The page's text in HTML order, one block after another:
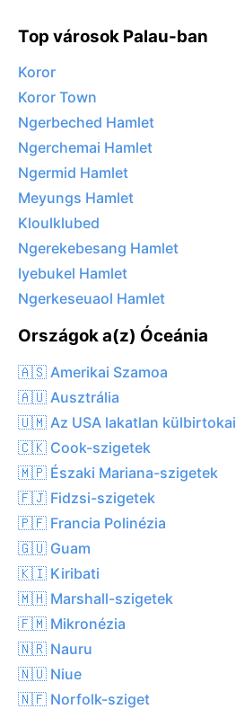
Top városok Palau-ban
Koror
Koror Town
Ngerbeched Hamlet
Ngerchemai Hamlet
Ngermid Hamlet
Meyungs Hamlet
Kloulklubed
Ngerekebesang Hamlet
Iyebukel Hamlet
Ngerkeseuaol Hamlet
Országok a(z) Óceánia
🇦🇸 Amerikai Szamoa
🇦🇺 Ausztrália
🇺🇲 Az USA lakatlan külbirtokai
🇨🇰 Cook-szigetek
🇲🇵 Északi Mariana-szigetek
🇫🇯 Fidzsi-szigetek
🇵🇫 Francia Polinézia
🇬🇺 Guam
🇰🇮 Kiribati
🇲🇭 Marshall-szigetek
🇫🇲 Mikronézia
🇳🇷 Nauru
🇳🇺 Niue
🇳🇫 Norfolk-sziget